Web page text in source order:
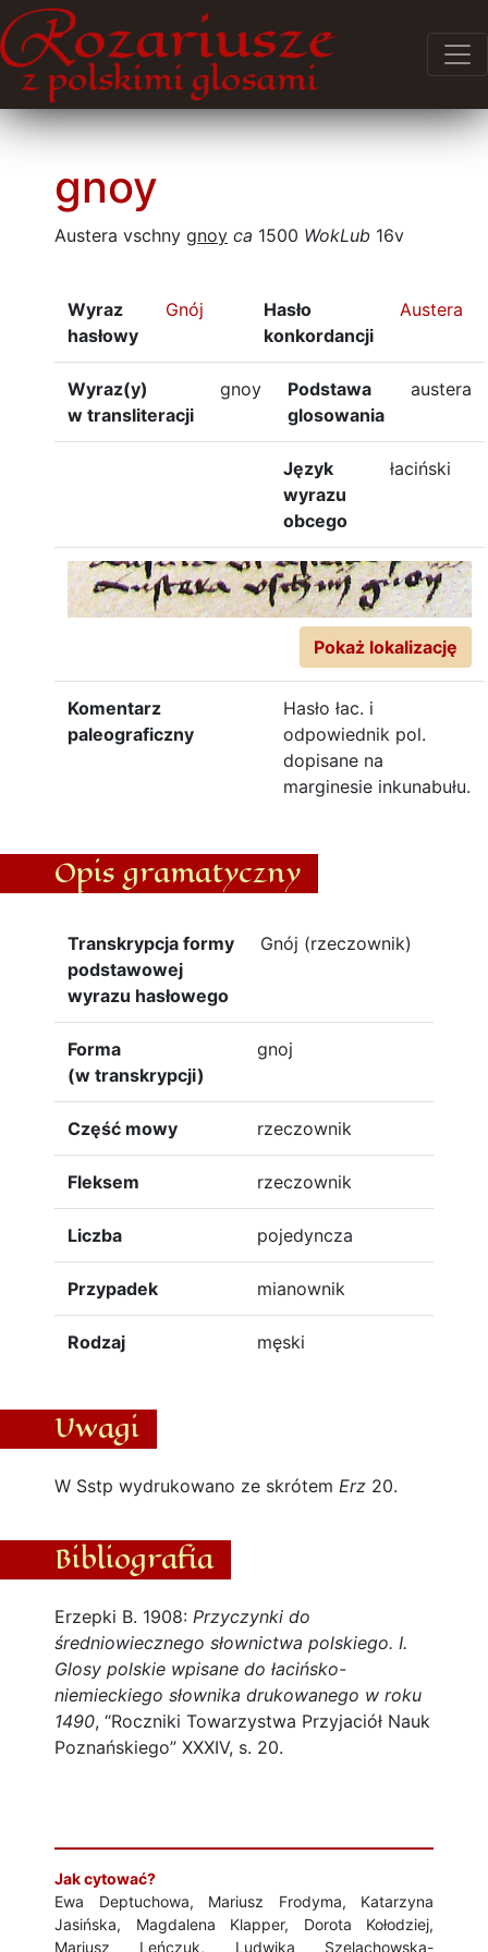
gnoy
Austera vschny gnoy ca 1500 WokLub 16v
Wyraz
hasłowy
Gnój
Hasło
konkordancji
Austera
Wyraz(y)
w transliteracji
gnoy
Podstawa
glosowania
austera
Język
wyrazu
obcego
łaciński
Pokaż lokalizację
Komentarz
paleograficzny
Hasło łac. i
odpowiednik pol.
dopisane na
marginesie inkunabułu.
Opis gramatyczny
Transkrypcja formy
podstawowej
wyrazu hasłowego
Gnój (rzeczownik)
Forma
(w transkrypcji)
gnoj
Część mowy rzeczownik
Fleksem rzeczownik
Liczba pojedyncza
Przypadek mianownik
Rodzaj męski
Uwagi
W Sstp wydrukowano ze skrótem Erz 20.
Bibliografia
Erzepki B. 1908: Przyczynki do
średniowiecznego słownictwa polskiego. I.
Glosy polskie wpisane do łacińsko-
niemieckiego słownika drukowanego w roku
1490, “Roczniki Towarzystwa Przyjaciół Nauk
Poznańskiego” XXXIV, s. 20.
Jak cytować?
Ewa Deptuchowa, Mariusz Frodyma, Katarzyna
Jasińska, Magdalena Klapper, Dorota Kołodziej,
Mariusz Leńczuk, Ludwika Szelachowska-